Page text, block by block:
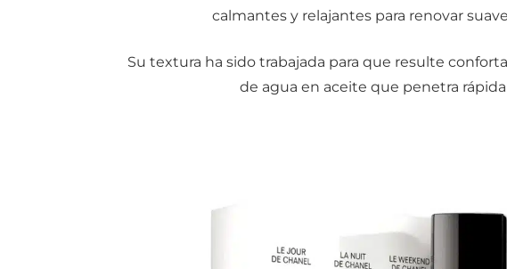
calmantes y relajantes para renovar
Su textura ha sido trabajada para que resulte
de agua en aceite que penetra